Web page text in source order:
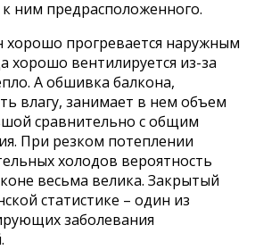
ним предрасположенного.
хорошо прогревается наружным
хорошо вентилируется из-за
А обшивка балкона,
влагу, занимает в нем объем
сравнительно с общим
При резком потеплении
холодов вероятность
весьма велика. Закрытый
статистике – один из
заболевания